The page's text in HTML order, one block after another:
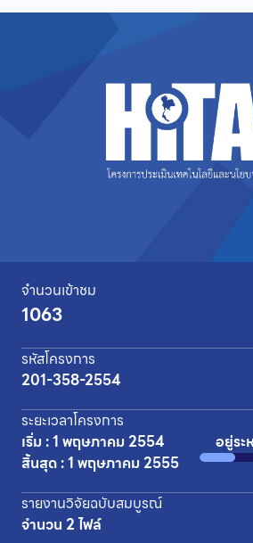
จำนวนเข้าชม
1063
รหัสโครงการ
201-358-2554
ระยะเวลาโครงการ
เริ่ม : 1 พฤษภาคม 2554
สิ้นสุด : 1 พฤษภาคม 2555
อยู่ระ
รายงานวิจัยฉบับสมบูรณ์
จำนวน 2 ไฟล์